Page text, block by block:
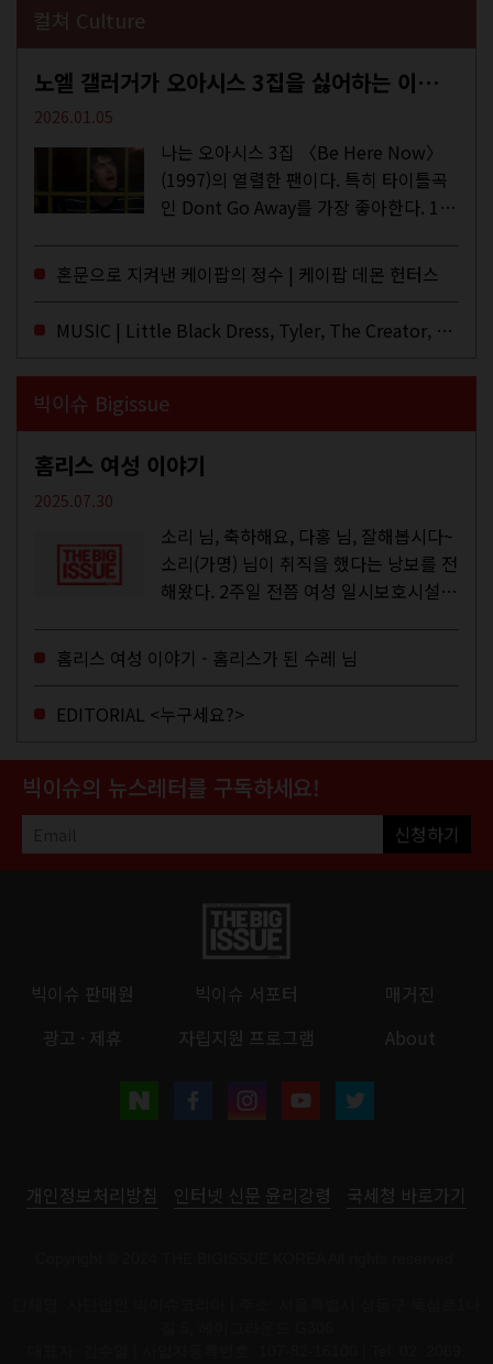
컬쳐 Culture
노엘 갤러거가 오아시스 3집을 싫어하는 이유 | DEFINITELY MAYBE, AGAIN
2026.01.05
나는 오아시스 3집 〈Be Here Now〉
(1997)의 열렬한 팬이다. 특히 타이틀곡
인 Dont Go Away를 가장 좋아한다. 15
이브·데모·부틀렉을 합쳐 3만 번 이상은
듣지 않았나 싶다. 이토록...
혼문으로 지켜낸 케이팝의 정수 | 케이팝 데몬 헌터스
MUSIC | Little Black Dress, Tyler, The Creator, Essie Jain
빅이슈 Bigissue
홈리스 여성 이야기
2025.07.30
소리 님, 축하해요, 다홍 님, 잘해봅시다~
소리(가명) 님이 취직을 했다는 낭보를 전
해왔다. 2주일 전쯤 여성 일시보호시설에
고, 저 오늘이 마지막이에요, 이렇게 인사
를 하고 가셨던...
홈리스 여성 이야기 - 홈리스가 된 수레 님
EDITORIAL <누구세요?>
빅이슈의 뉴스레터를 구독하세요!
신청하기
빅이슈 판매원 빅이슈 서포터
매거진
광고 · 제휴
자립지원 프로그램 About
개인정보처리방침 인터넷 신문 윤리강령 국세청 바로가기